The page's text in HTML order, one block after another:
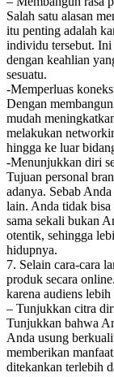
Salah satu alasan
itu penting adalah
individu tersebut. Ini
dengan keahlian
sesuatu.
-Memperluas
Dengan
mudah
melakukan
hingga ke luar
-Menunjukkan diri
Tujuan personal
adanya. Sebab
lain. Anda tidak bisa
sama sekali bukan
otentik, sehingga
hidupnya.
7. Selain cara-cara
produk secara
karena audiens
– Tunjukkan citra
Tunjukkan bahwa
Anda usung
memberikan
ditekankan terlebih